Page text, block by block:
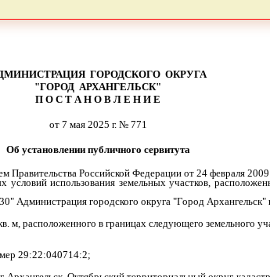
ГОРОДСКОГО ОКРУГА
"ГОРОД АРХАНГЕЛЬСК"
П О С Т А Н О В Л Е Н И Е
от 7 мая 2025 г. № 771
Об установлении публичного сервитута
Правительства Российской Федерации от 24 февраля
использования земельных участков,
Администрация городского округа "Город Архангельск"
расположенного в границах следующего земельного
29:22:040714:2;